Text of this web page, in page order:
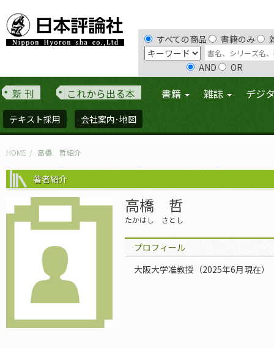
すべての商品 書籍のみ
AND OR
新 刊 これから出る本 書籍 雑誌 デジ
テキスト採用 会社案内･地図
HOME 高橋 哲紹介
著者紹介
高橋 哲
たかはし さとし
プロフィール
大阪大学准教授（2025年6月現在）